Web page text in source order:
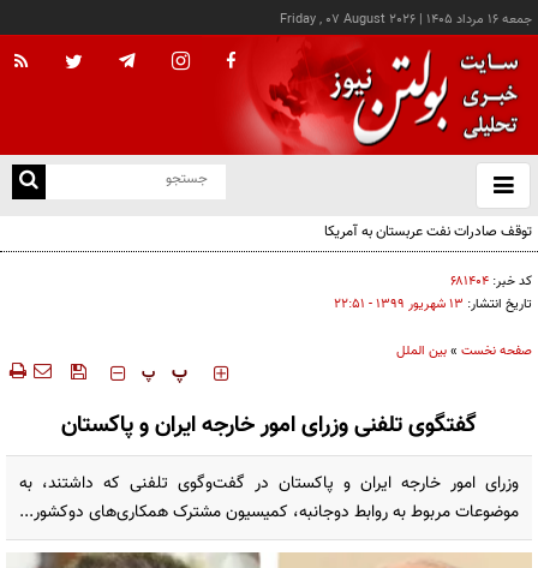
جمعه ۱۶ مرداد ۱۴۰۵ |
Friday , 07 August 2026
باز
و
توقف صادرات نفت عربستان به آمریکا
کد خبر: ۶۸۱۴۰۴
تاریخ انتشار: ۱۳ شهريور ۱۳۹۹ - ۲۲:۵۱
صفحه نخست »بین الملل
‍‍‍ پ پ
گفتگوی تلفنی وزرای امور خارجه ایران و پاکستان
وزرای امور خارجه ایران و پاکستان در گفت‌وگوی تلفنی که داشتند، به
موضوعات مربوط به روابط دوجانبه، کمیسیون مشترک همکاری‌های دوکشور...